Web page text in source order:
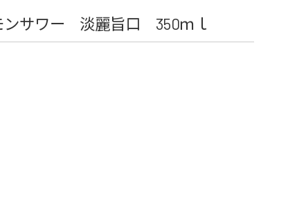
サワー 淡麗旨口 350ｍｌ